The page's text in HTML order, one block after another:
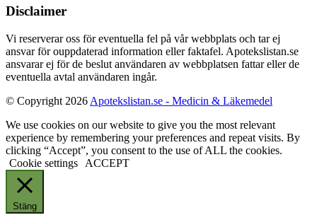
Disclaimer
Vi reserverar oss för eventuella fel på vår webbplats och tar ej
ansvar för ouppdaterad information eller faktafel. Apotekslistan.se
ansvarar ej för de beslut användaren av webbplatsen fattar eller de
eventuella avtal användaren ingår.
© Copyright 2026 Apotekslistan.se - Medicin & Läkemedel
We use cookies on our website to give you the most relevant
experience by remembering your preferences and repeat visits. By
clicking “Accept”, you consent to the use of ALL the cookies.
Cookie settings
ACCEPT
Stäng